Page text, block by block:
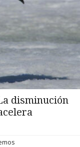
disminución